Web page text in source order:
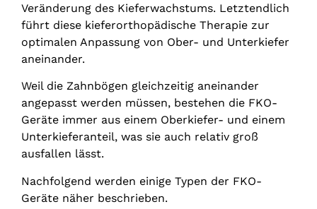
Veränderung des Kieferwachstums. Letztendlich
führt diese kieferorthopädische Therapie zur
optimalen Anpassung von Ober- und Unterkiefer
aneinander.
Weil die Zahnbögen gleichzeitig aneinander
angepasst werden müssen, bestehen die FKO-
Geräte immer aus einem Oberkiefer- und einem
Unterkieferanteil, was sie auch relativ groß
ausfallen lässt.
Nachfolgend werden einige Typen der FKO-
Geräte näher beschrieben.